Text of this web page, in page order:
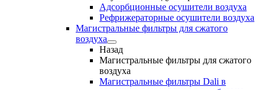
Адсорбционные осушители воздуха
Рефрижераторные осушители воздуха
Магистральные фильтры для сжатого
воздуха
Назад
Магистральные фильтры для сжатого
воздуха
Магистральные фильтры Dali в